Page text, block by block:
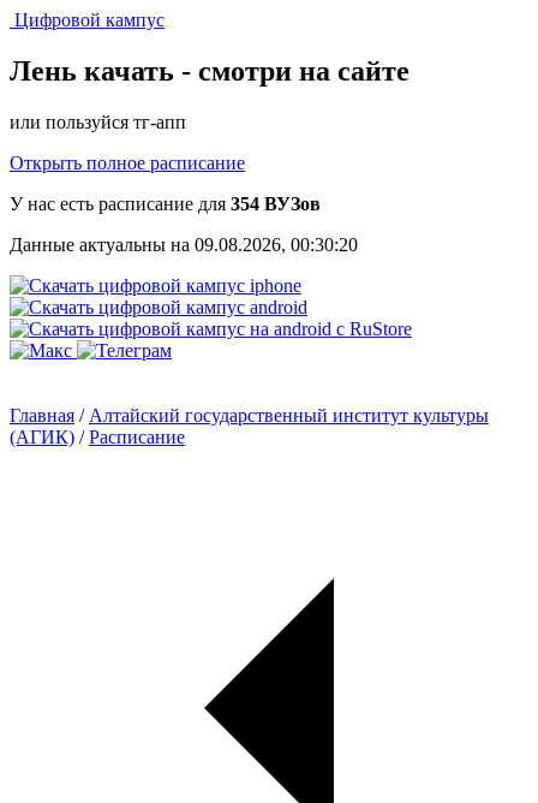
Цифровой кампус
Лень качать - смотри на сайте
или пользуйся тг-апп
Открыть полное расписание
У нас есть расписание для 354 ВУЗов
Данные актуальны на 09.08.2026, 00:30:20
Главная / Алтайский государственный институт культуры
(АГИК) /Расписание